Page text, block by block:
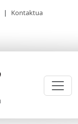
| Kontaktua